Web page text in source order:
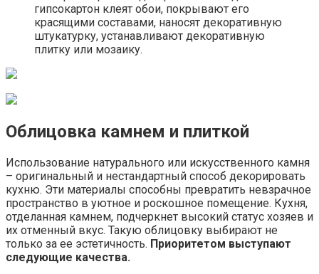
гипсокартон клеят обои, покрывают его
красящими составами, наносят декоративную
штукатурку, устанавливают декоративную
плитку или мозаику.
Облицовка камнем и плиткой
Использование натурального или искусственного камня
– оригинальный и нестандартный способ декорировать
кухню. Эти материалы способны превратить невзрачное
пространство в уютное и роскошное помещение. Кухня,
отделанная камнем, подчеркнет высокий статус хозяев и
их отменный вкус. Такую облицовку выбирают не
только за ее эстетичность. Приоритетом выступают
следующие качества.